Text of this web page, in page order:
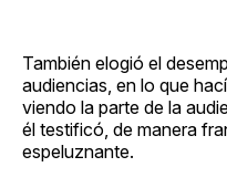
También elogió el
audiencias, en lo que
viendo la parte de la
él testificó, de manera
espeluznante.